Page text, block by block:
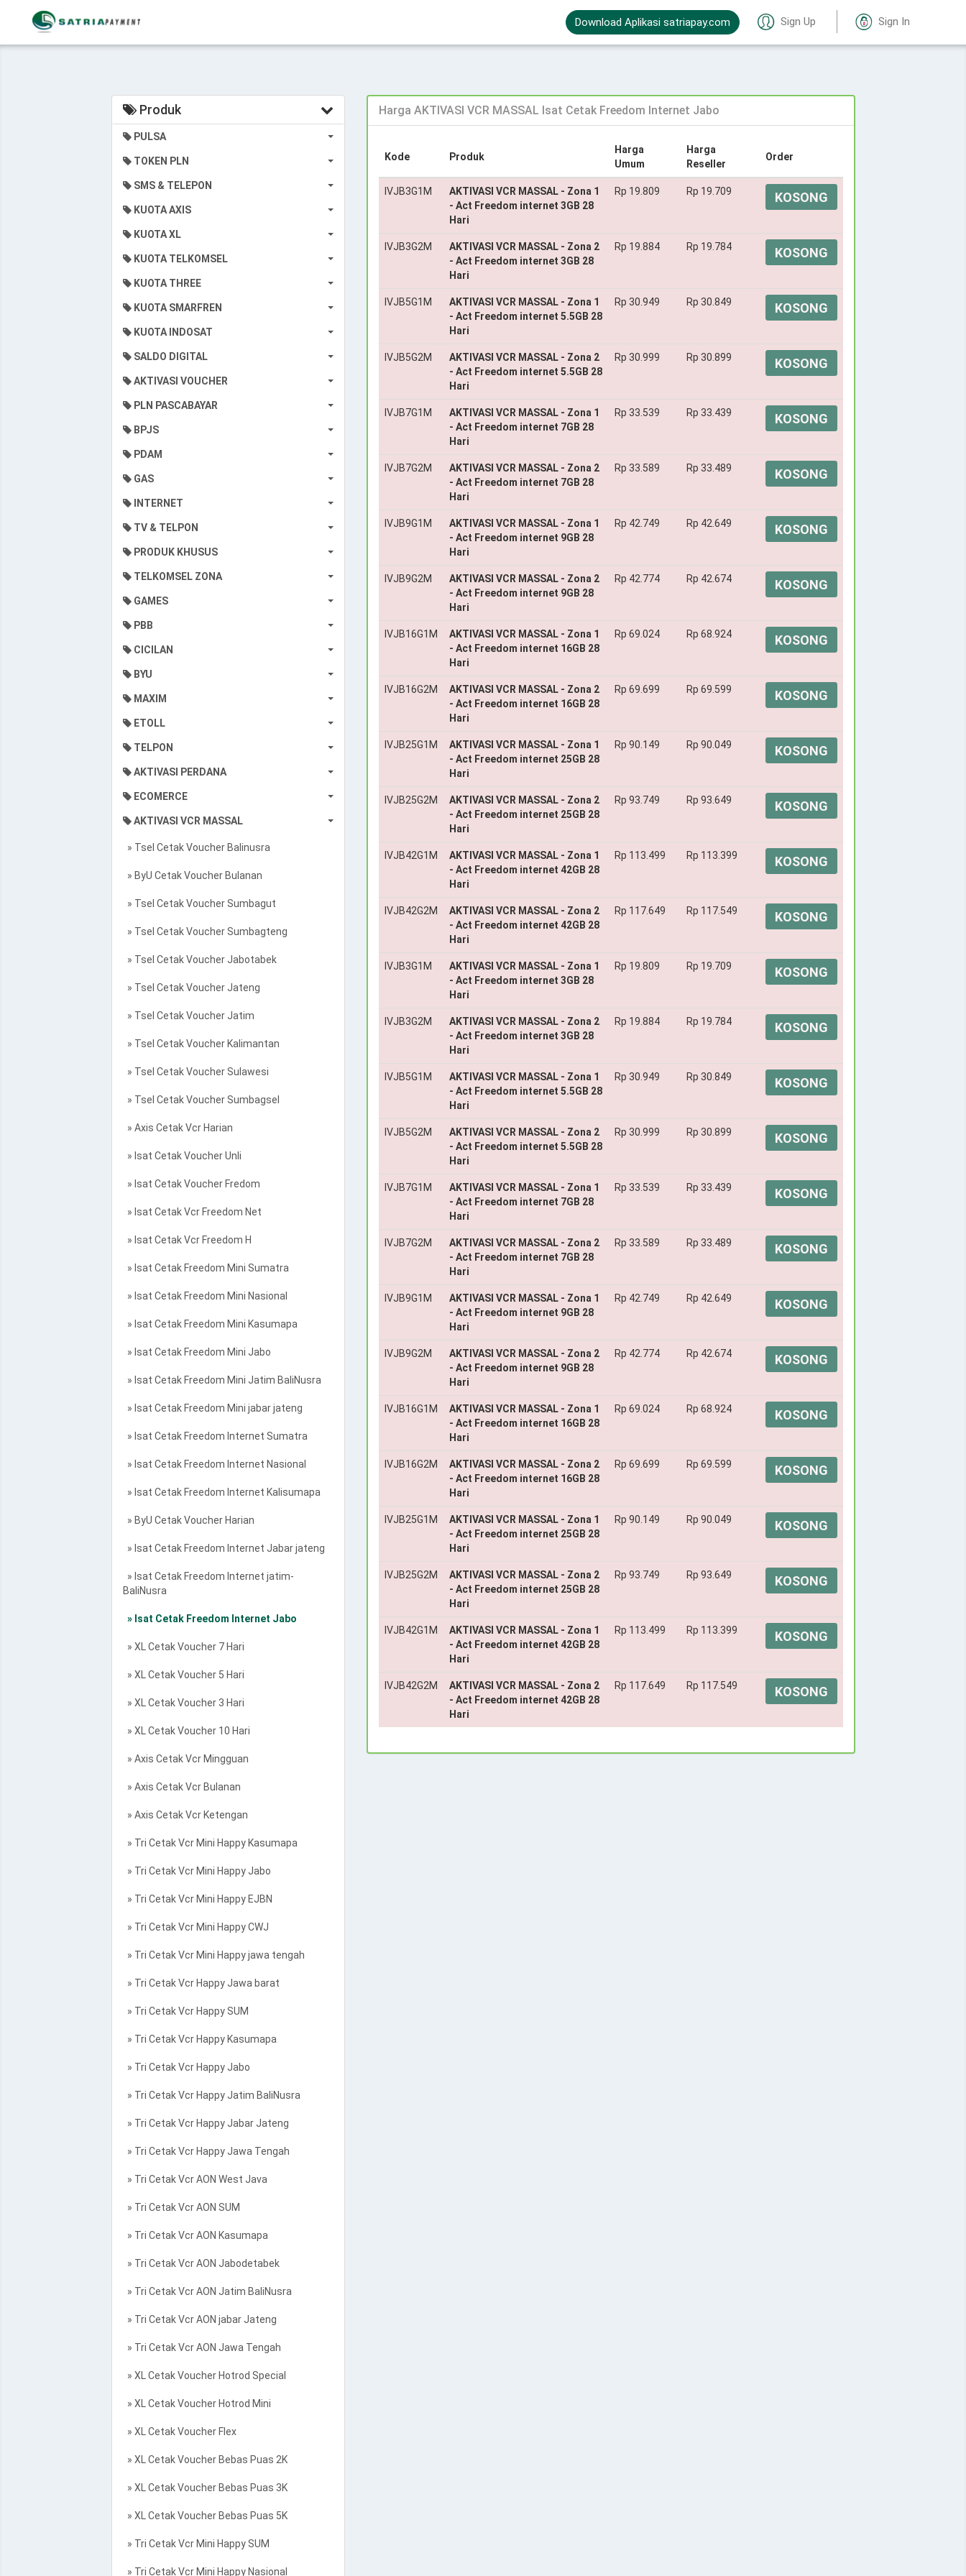
Download Aplikasi satriapay.com Sign Up Sign In
Produk
PULSA
TOKEN PLN
SMS & TELEPON
KUOTA AXIS
KUOTA XL
KUOTA TELKOMSEL
KUOTA THREE
KUOTA SMARFREN
KUOTA INDOSAT
SALDO DIGITAL
AKTIVASI VOUCHER
PLN PASCABAYAR
BPJS
PDAM
GAS
INTERNET
TV & TELPON
PRODUK KHUSUS
TELKOMSEL ZONA
GAMES
PBB
CICILAN
BYU
MAXIM
ETOLL
TELPON
AKTIVASI PERDANA
ECOMERCE
AKTIVASI VCR MASSAL
» Tsel Cetak Voucher Balinusra
» ByU Cetak Voucher Bulanan
» Tsel Cetak Voucher Sumbagut
» Tsel Cetak Voucher Sumbagteng
» Tsel Cetak Voucher Jabotabek
» Tsel Cetak Voucher Jateng
» Tsel Cetak Voucher Jatim
» Tsel Cetak Voucher Kalimantan
» Tsel Cetak Voucher Sulawesi
» Tsel Cetak Voucher Sumbagsel
» Axis Cetak Vcr Harian
» Isat Cetak Voucher Unli
» Isat Cetak Voucher Fredom
» Isat Cetak Vcr Freedom Net
» Isat Cetak Vcr Freedom H
» Isat Cetak Freedom Mini Sumatra
» Isat Cetak Freedom Mini Nasional
» Isat Cetak Freedom Mini Kasumapa
» Isat Cetak Freedom Mini Jabo
» Isat Cetak Freedom Mini Jatim BaliNusra
» Isat Cetak Freedom Mini jabar jateng
» Isat Cetak Freedom Internet Sumatra
» Isat Cetak Freedom Internet Nasional
» Isat Cetak Freedom Internet Kalisumapa
» ByU Cetak Voucher Harian
» Isat Cetak Freedom Internet Jabar jateng
» Isat Cetak Freedom Internet jatim-
BaliNusra
» Isat Cetak Freedom Internet Jabo
» XL Cetak Voucher 7 Hari
» XL Cetak Voucher 5 Hari
» XL Cetak Voucher 3 Hari
» XL Cetak Voucher 10 Hari
» Axis Cetak Vcr Mingguan
» Axis Cetak Vcr Bulanan
» Axis Cetak Vcr Ketengan
» Tri Cetak Vcr Mini Happy Kasumapa
» Tri Cetak Vcr Mini Happy Jabo
» Tri Cetak Vcr Mini Happy EJBN
» Tri Cetak Vcr Mini Happy CWJ
» Tri Cetak Vcr Mini Happy jawa tengah
» Tri Cetak Vcr Happy Jawa barat
» Tri Cetak Vcr Happy SUM
» Tri Cetak Vcr Happy Kasumapa
» Tri Cetak Vcr Happy Jabo
» Tri Cetak Vcr Happy Jatim BaliNusra
» Tri Cetak Vcr Happy Jabar Jateng
» Tri Cetak Vcr Happy Jawa Tengah
» Tri Cetak Vcr AON West Java
» Tri Cetak Vcr AON SUM
» Tri Cetak Vcr AON Kasumapa
» Tri Cetak Vcr AON Jabodetabek
» Tri Cetak Vcr AON Jatim BaliNusra
» Tri Cetak Vcr AON jabar Jateng
» Tri Cetak Vcr AON Jawa Tengah
» XL Cetak Voucher Hotrod Special
» XL Cetak Voucher Hotrod Mini
» XL Cetak Voucher Flex
» XL Cetak Voucher Bebas Puas 2K
» XL Cetak Voucher Bebas Puas 3K
» XL Cetak Voucher Bebas Puas 5K
» Tri Cetak Vcr Mini Happy SUM
» Tri Cetak Vcr Mini Happy Nasional
Harga AKTIVASI VCR MASSAL Isat Cetak Freedom Internet Jabo
Kode Produk
Harga
Umum
Harga
Reseller
Order
IVJB3G1M
AKTIVASI VCR MASSAL - Zona 1
- Act Freedom internet 3GB 28
Hari
Rp 19.809 Rp 19.709 KOSONG
IVJB3G2M
AKTIVASI VCR MASSAL - Zona 2
- Act Freedom internet 3GB 28
Hari
Rp 19.884 Rp 19.784 KOSONG
IVJB5G1M
AKTIVASI VCR MASSAL - Zona 1
- Act Freedom internet 5.5GB 28
Hari
Rp 30.949 Rp 30.849 KOSONG
IVJB5G2M
AKTIVASI VCR MASSAL - Zona 2
- Act Freedom internet 5.5GB 28
Hari
Rp 30.999 Rp 30.899 KOSONG
IVJB7G1M
AKTIVASI VCR MASSAL - Zona 1
- Act Freedom internet 7GB 28
Hari
Rp 33.539 Rp 33.439 KOSONG
IVJB7G2M
AKTIVASI VCR MASSAL - Zona 2
- Act Freedom internet 7GB 28
Hari
Rp 33.589 Rp 33.489 KOSONG
IVJB9G1M
AKTIVASI VCR MASSAL - Zona 1
- Act Freedom internet 9GB 28
Hari
Rp 42.749 Rp 42.649 KOSONG
IVJB9G2M
AKTIVASI VCR MASSAL - Zona 2
- Act Freedom internet 9GB 28
Hari
Rp 42.774 Rp 42.674 KOSONG
IVJB16G1M
AKTIVASI VCR MASSAL - Zona 1
- Act Freedom internet 16GB 28
Hari
Rp 69.024 Rp 68.924 KOSONG
IVJB16G2M
AKTIVASI VCR MASSAL - Zona 2
- Act Freedom internet 16GB 28
Hari
Rp 69.699 Rp 69.599 KOSONG
IVJB25G1M
AKTIVASI VCR MASSAL - Zona 1
- Act Freedom internet 25GB 28
Hari
Rp 90.149 Rp 90.049 KOSONG
IVJB25G2M
AKTIVASI VCR MASSAL - Zona 2
- Act Freedom internet 25GB 28
Hari
Rp 93.749 Rp 93.649 KOSONG
IVJB42G1M
AKTIVASI VCR MASSAL - Zona 1
- Act Freedom internet 42GB 28
Hari
Rp 113.499 Rp 113.399 KOSONG
IVJB42G2M
AKTIVASI VCR MASSAL - Zona 2
- Act Freedom internet 42GB 28
Hari
Rp 117.649 Rp 117.549 KOSONG
IVJB3G1M
AKTIVASI VCR MASSAL - Zona 1
- Act Freedom internet 3GB 28
Hari
Rp 19.809 Rp 19.709 KOSONG
IVJB3G2M
AKTIVASI VCR MASSAL - Zona 2
- Act Freedom internet 3GB 28
Hari
Rp 19.884 Rp 19.784 KOSONG
IVJB5G1M
AKTIVASI VCR MASSAL - Zona 1
- Act Freedom internet 5.5GB 28
Hari
Rp 30.949 Rp 30.849 KOSONG
IVJB5G2M
AKTIVASI VCR MASSAL - Zona 2
- Act Freedom internet 5.5GB 28
Hari
Rp 30.999 Rp 30.899 KOSONG
IVJB7G1M
AKTIVASI VCR MASSAL - Zona 1
- Act Freedom internet 7GB 28
Hari
Rp 33.539 Rp 33.439 KOSONG
IVJB7G2M
AKTIVASI VCR MASSAL - Zona 2
- Act Freedom internet 7GB 28
Hari
Rp 33.589 Rp 33.489 KOSONG
IVJB9G1M
AKTIVASI VCR MASSAL - Zona 1
- Act Freedom internet 9GB 28
Hari
Rp 42.749 Rp 42.649 KOSONG
IVJB9G2M
AKTIVASI VCR MASSAL - Zona 2
- Act Freedom internet 9GB 28
Hari
Rp 42.774 Rp 42.674 KOSONG
IVJB16G1M
AKTIVASI VCR MASSAL - Zona 1
- Act Freedom internet 16GB 28
Hari
Rp 69.024 Rp 68.924 KOSONG
IVJB16G2M
AKTIVASI VCR MASSAL - Zona 2
- Act Freedom internet 16GB 28
Hari
Rp 69.699 Rp 69.599 KOSONG
IVJB25G1M
AKTIVASI VCR MASSAL - Zona 1
- Act Freedom internet 25GB 28
Hari
Rp 90.149 Rp 90.049 KOSONG
IVJB25G2M
AKTIVASI VCR MASSAL - Zona 2
- Act Freedom internet 25GB 28
Hari
Rp 93.749 Rp 93.649 KOSONG
IVJB42G1M
AKTIVASI VCR MASSAL - Zona 1
- Act Freedom internet 42GB 28
Hari
Rp 113.499 Rp 113.399 KOSONG
IVJB42G2M
AKTIVASI VCR MASSAL - Zona 2
- Act Freedom internet 42GB 28
Hari
Rp 117.649 Rp 117.549 KOSONG